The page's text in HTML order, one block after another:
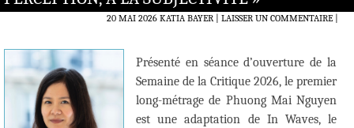
20 MAI 2026 KATIA BAYER LAISSER UN COMMENTAIRE|
Présenté en séance d’ouverture de la
Semaine de la Critique 2026, le premier
long-métrage de Phuong Mai Nguyen
est une adaptation de In Waves, le